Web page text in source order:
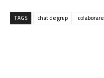
TAGS chat de grup colaborare